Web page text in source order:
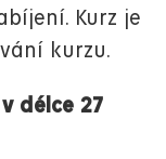
Kurz je
kurzu.
délce 27